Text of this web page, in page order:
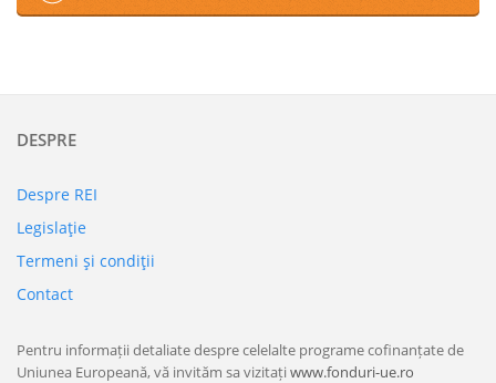
DESPRE
Despre REI
Legislaţie
Termeni şi condiţii
Contact
Pentru informații detaliate despre celelalte programe cofinanțate de
Uniunea Europeană, vă invităm sa vizitațiwww.fonduri-ue.ro